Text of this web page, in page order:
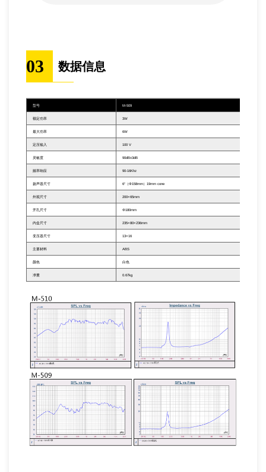
03 数据信息
型号 M-509
额定功率 3W
最大功率 6W
定压输入 100 V
灵敏度 90dB±3dB
频率响应 90-16Khz
扬声器尺寸 6“（Φ158mm）19mm cone
外观尺寸 200×65mm
开孔尺寸 Φ180mm
内盒尺寸 235×80×236mm
变压器尺寸 13×16
主要材料 ABS
颜色 白色
净重 0.67kg